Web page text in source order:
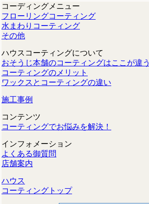
コーディングメニュー
フローリングコーティング
水まわりコーティング
その他
ハウスコーティングについて
おそうじ本舗のコーティングはここが違う
コーティングのメリット
ワックスとコーティングの違い
施工事例
コンテンツ
コーティングでお悩みを解決！
インフォメーション
よくある御質問
店舗案内
ハウス
コーティングトップ